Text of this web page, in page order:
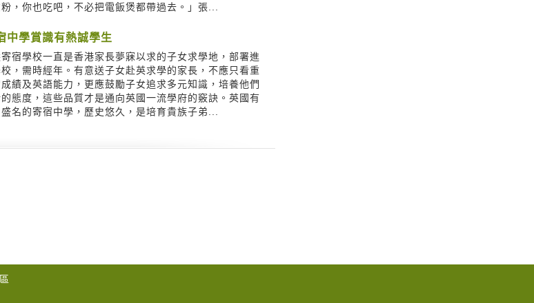
，你也吃吧，不必把電飯煲都帶過去。」張...
中學賞識有熱誠學生
宿學校一直是香港家長夢寐以求的子女求學地，部署進
校，需時經年。有意送子女赴英求學的家長，不應只看重
績及英語能力，更應鼓勵子女追求多元知識，培養他們
態度，這些品質才是通向英國一流學府的竅訣。英國有
名的寄宿中學，歷史悠久，是培育貴族子弟...